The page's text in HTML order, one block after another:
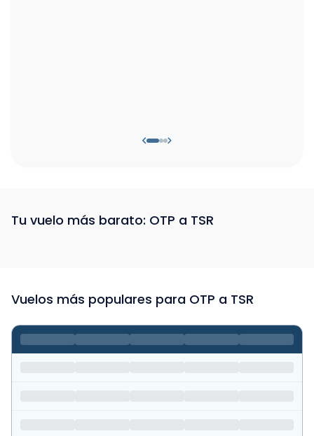
Tu vuelo más barato: OTP a TSR
Vuelos más populares para OTP a TSR